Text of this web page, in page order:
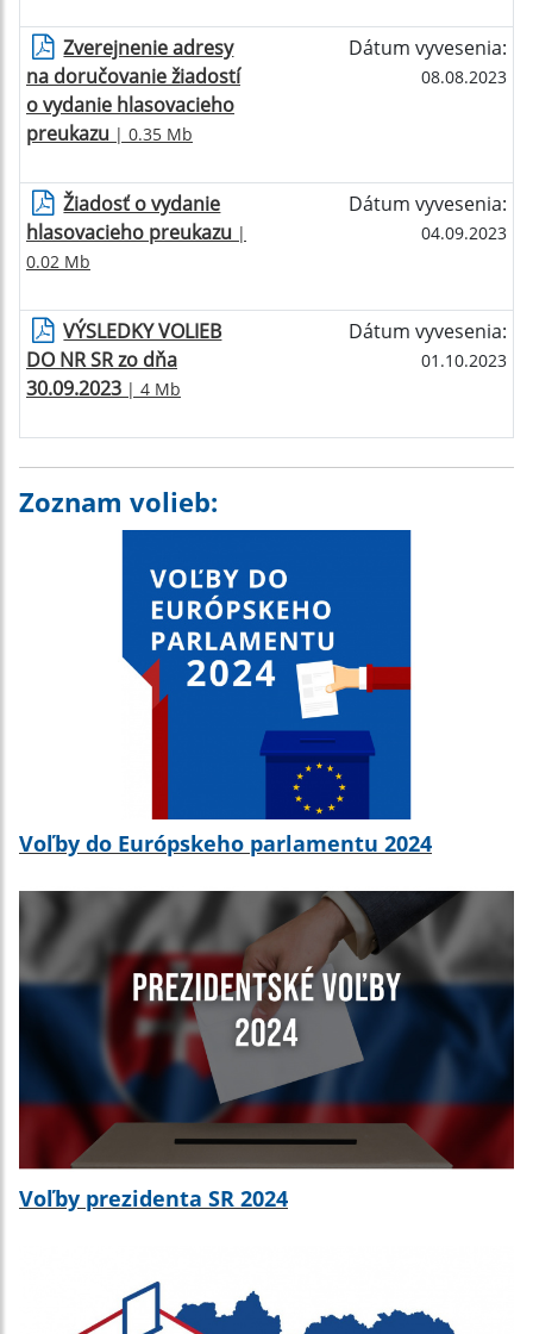
Zverejnenie adresy
na doručovanie žiadostí
o vydanie hlasovacieho
preukazu | 0.35 Mb
Dátum vyvesenia:
08.08.2023
Žiadosť o vydanie
hlasovacieho preukazu |
0.02 Mb
Dátum vyvesenia:
04.09.2023
VÝSLEDKY VOLIEB
DO NR SR zo dňa
30.09.2023 | 4 Mb
Dátum vyvesenia:
01.10.2023
Zoznam volieb:
Voľby do Európskeho parlamentu 2024
Voľby prezidenta SR 2024